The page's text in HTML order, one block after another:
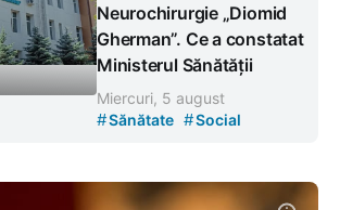
Neurochirurgie „Diomid
Gherman”. Ce a constatat
Ministerul Sănătății
Miercuri, 5 august
#Sănătate #Social